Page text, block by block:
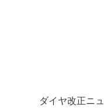
ダイヤ改正ニ